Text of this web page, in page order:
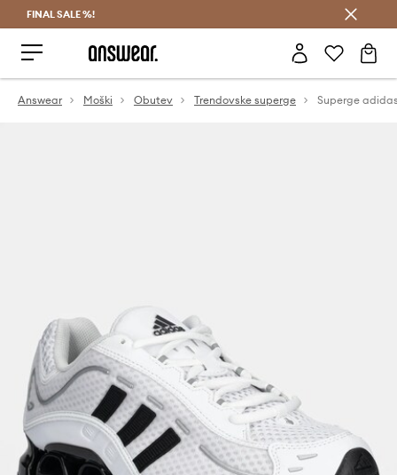
FINAL SALE %!
Answear Moški Obutev Trendovske superge